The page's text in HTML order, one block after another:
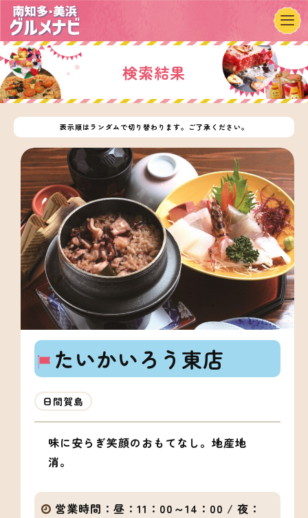
検索結果
表示順はランダムで切り替わります。ご了承ください。
たいかいろう東店
日間賀島
味に安らぎ笑顔のおもてなし。地産地
消。
営業時間： 昼：11：00～14：00 / 夜：